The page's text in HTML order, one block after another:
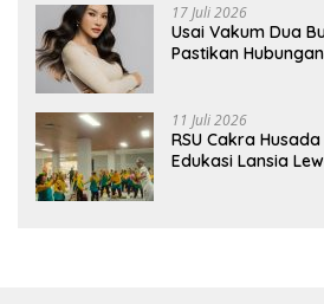
17 Juli 2026
Usai Vakum Dua
Pastikan
11 Juli 2026
RSU Cakra
Edukasi Lansia